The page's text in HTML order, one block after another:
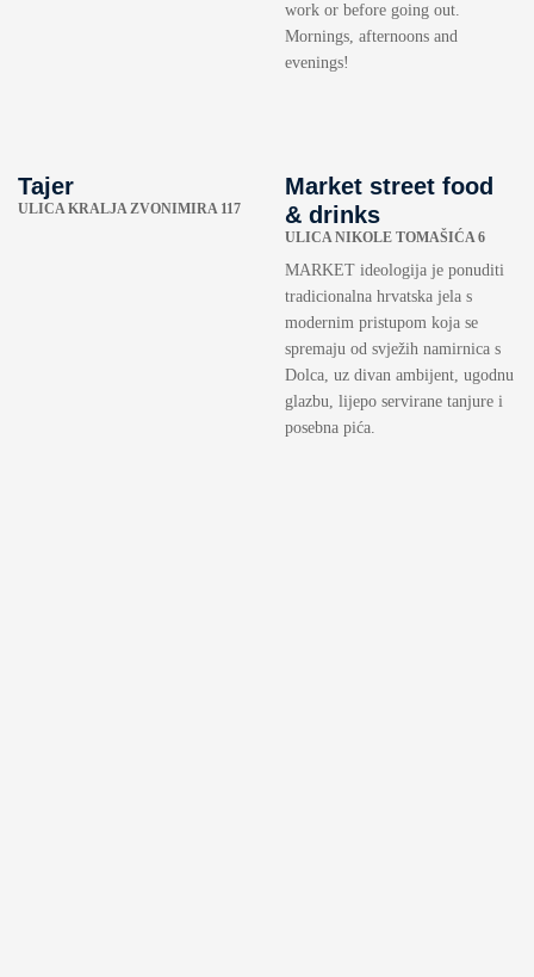
work or before going out.
Mornings, afternoons and
evenings!
Tajer
ULICA KRALJA ZVONIMIRA 117
Market street food
& drinks
ULICA NIKOLE TOMAŠIĆA 6
MARKET ideologija je ponuditi
tradicionalna hrvatska jela s
modernim pristupom koja se
spremaju od svježih namirnica s
Dolca, uz divan ambijent, ugodnu
glazbu, lijepo servirane tanjure i
posebna pića.